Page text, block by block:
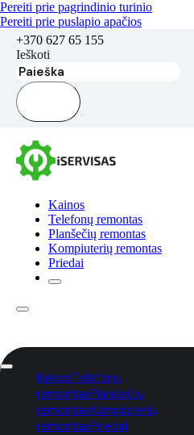
Pereiti prie pagrindinio turinio
Pereiti prie puslapio apačios
+370 627 65 155
Ieškoti
Kainos
Telefonų remontas
Planšečių remontas
Kompiuterių remontas
Priedai
KainosTelefonų
remontasPlanšečių
remontasKompiuterių
remontasPriedai